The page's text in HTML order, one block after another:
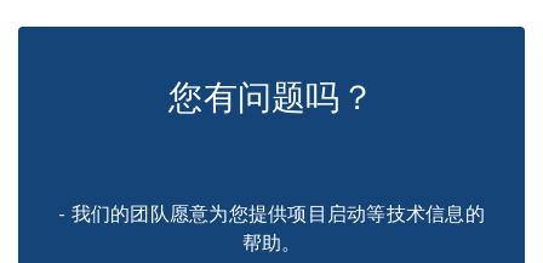
您有问题吗？
- 我们的团队愿意为您提供项目启动等技术信息的
帮助。